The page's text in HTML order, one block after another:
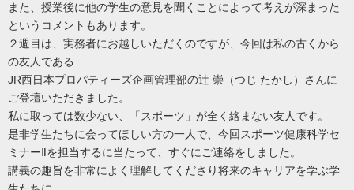
また、授業後に他の学生の意見を聞くことによって考えが深まった
というコメントもあります。
２週目は、実務者にお越しいただくのですが、今回は私の古くから
の友人である
JR西日本プロパティーズ企画管理部の辻 崇（つじ たかし）さんに
ご登壇いただきました。
私に取っては数少ない、「スポーツ」が全く絡まない友人です。
是非学生たちに会ってほしい方の一人で、今回スポーツ健康科学セ
ミナーⅡを担当するに当たって、すぐにご連絡をしました。
講義の趣旨を非常によく理解してくださり将来のキャリアを学ぶ学